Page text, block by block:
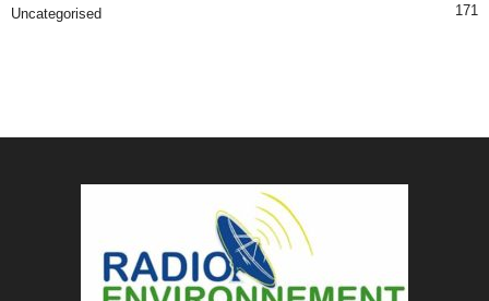
Uncategorised 171